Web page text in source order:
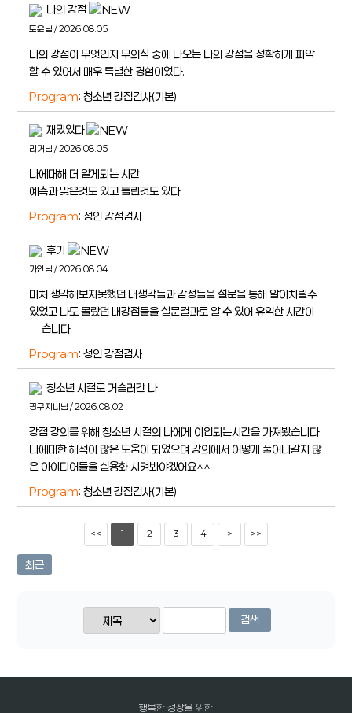
나의 강점
도윤님 / 2026.08.05
나의 강점이 무엇인지 무의식 중에 나오는 나의 강점을 정확하게 파악
할 수 있어서 매우 특별한 경험이었다.
Program: 청소년 강점검사(기본)
재밌었다
리거님 / 2026.08.05
나에대해 더 알게되는 시간
예측과 맞은것도 있고 틀린것도 있다
Program: 성인 강점검사
후기
가연님 / 2026.08.04
미처 생각해보지못했던 내생각들과 감정들을 설문을 통해 알아차릴수
있었고 나도 몰랐던 내강점들을 설문결과로 알 수 있어 유익한 시간이
얶습니다
Program: 성인 강점검사
청소년 시절로 거슬러간 나
핑구지니님 / 2026.08.02
강점 강의를 위해 청소년 시절의 나에게 이입되는시간을 가져봤습니다
나에대한 해석이 많은 도움이 되었으며 강의에서 어떻게 풀어나갈지 많
은 아이디어들을 실용화 시켜봐야겠어요^^
Program: 청소년 강점검사(기본)
<< 1 2 3 4 > >>
최근
검색
행복한 성장을 위한